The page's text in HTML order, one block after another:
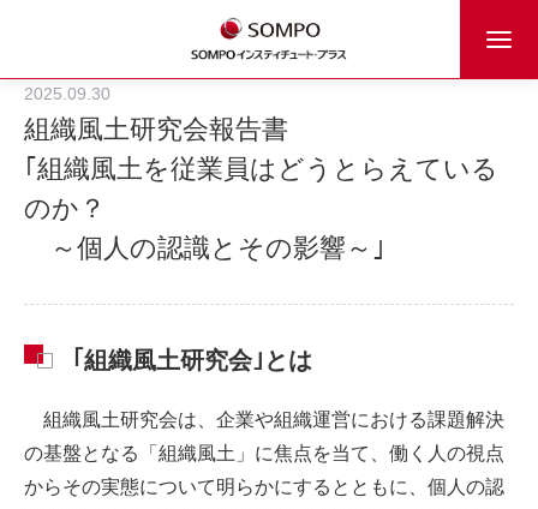
2025.09.30
組織風土研究会報告書
｢組織風土を従業員はどうとらえている
のか？
～個人の認識とその影響～｣
｢組織風土研究会｣とは
組織風土研究会は、企業や組織運営における課題解決
の基盤となる「組織風土」に焦点を当て、働く人の視点
からその実態について明らかにするとともに、個人の認